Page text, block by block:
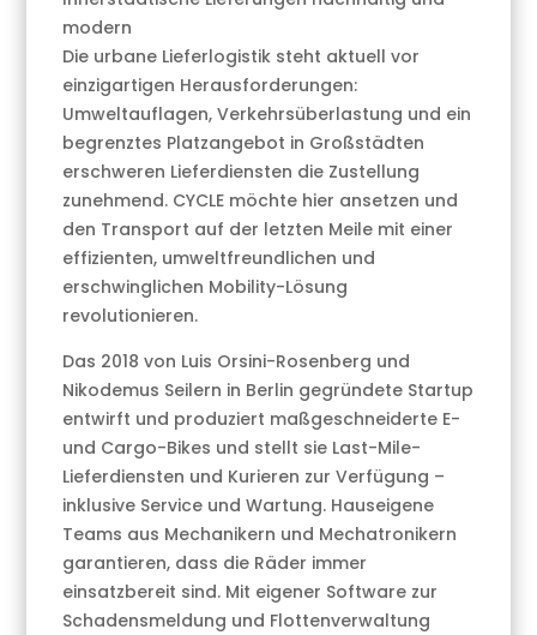
modern
Die urbane Lieferlogistik steht aktuell vor
einzigartigen Herausforderungen:
Umweltauflagen, Verkehrsüberlastung und ein
begrenztes Platzangebot in Großstädten
erschweren Lieferdiensten die Zustellung
zunehmend. CYCLE möchte hier ansetzen und
den Transport auf der letzten Meile mit einer
effizienten, umweltfreundlichen und
erschwinglichen Mobility-Lösung
revolutionieren.
Das 2018 von Luis Orsini-Rosenberg und
Nikodemus Seilern in Berlin gegründete Startup
entwirft und produziert maßgeschneiderte E-
und Cargo-Bikes und stellt sie Last-Mile-
Lieferdiensten und Kurieren zur Verfügung –
inklusive Service und Wartung. Hauseigene
Teams aus Mechanikern und Mechatronikern
garantieren, dass die Räder immer
einsatzbereit sind. Mit eigener Software zur
Schadensmeldung und Flottenverwaltung